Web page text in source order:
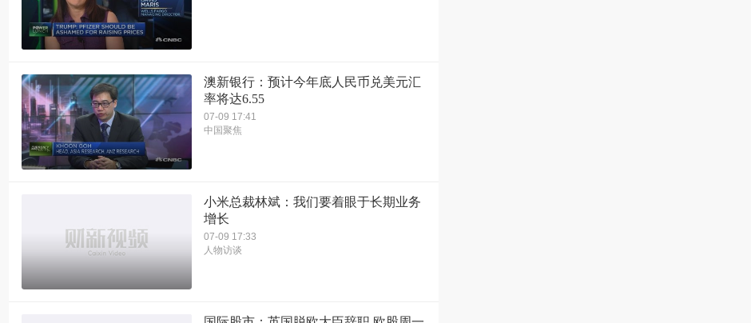
澳新银行：预计今年底人民币兑美元汇
率将达6.55
07-09 17:41
中国聚焦
小米总裁林斌：我们要着眼于长期业务
增长
07-09 17:33
人物访谈